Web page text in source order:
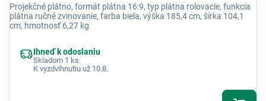
Projekčné plátno, formát plátna 16:9, typ plátna rolovacie, funkcia
plátna ručné zvinovanie, farba biela, výška 185,4 cm, šírka 104,1
cm, hmotnosť 6,27 kg
Ihneď k odoslaniu
Skladom 1 ks.
K vyzdvihnutiu už 10.8.